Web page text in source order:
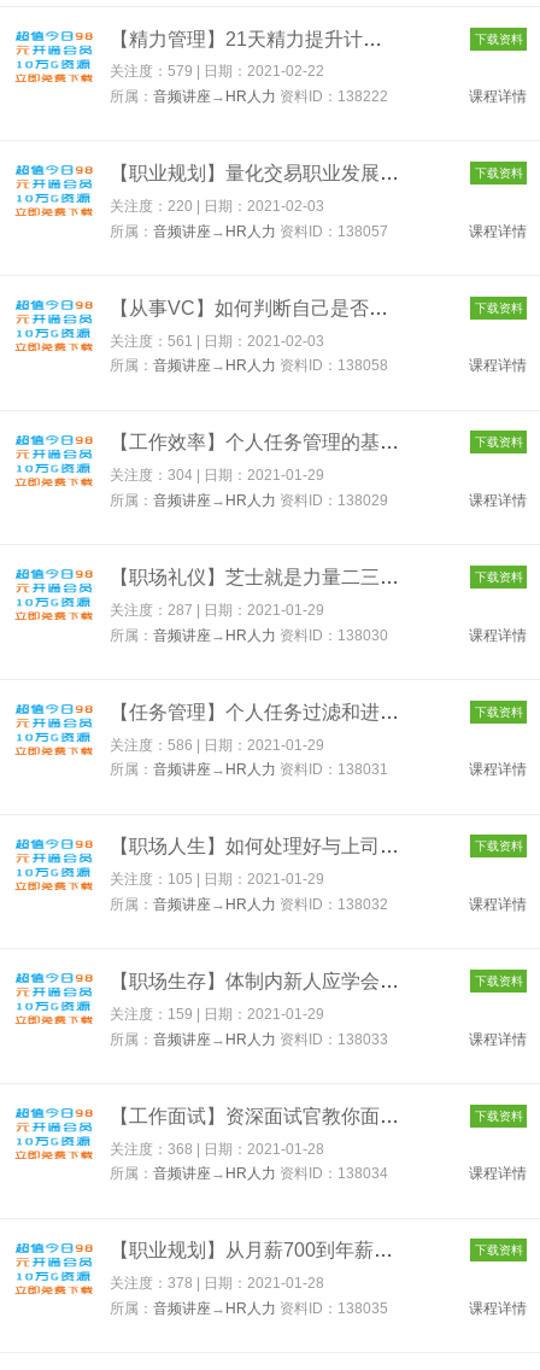
【精力管理】21天精力提升计划 138222 下载资料
关注度：579 | 日期：2021-02-22
所属：音频讲座→ HR人力 资料ID：138222 课程详情
【职业规划】量化交易职业发展 138057 下载资料
关注度：220 | 日期：2021-02-03
所属：音频讲座→ HR人力 资料ID：138057 课程详情
【从事VC】如何判断自己是否适合从业VC 138058 下载资料
关注度：561 | 日期： 2021-02-03
所属：音频讲座→ HR人力 资料ID：138058 课程详情
【工作效率】个人任务管理的基本概念与基础工具 138029 下载资料
关注度：304 | 日期：2021-01-29
所属：音频讲座→ HR人力 资料ID：138029 课程详情
【职场礼仪】芝士就是力量二三事 138030 下载资料
关注度：287 | 日期：2021-01-29
所属：音频讲座→ HR人力 资料ID：138030 课程详情
【任务管理】个人任务过滤和进阶工具 138031 下载资料
关注度：586 | 日期： 2021-01-29
所属：音频讲座→ HR人力 资料ID：138031 课程详情
【职场人生】如何处理好与上司的关系 138032 下载资料
关注度：105 | 日期：2021-01-29
所属：音频讲座→ HR人力 资料ID：138032 课程详情
【职场生存】体制内新人应学会的生存本领 138033 下载资料
关注度：159 | 日期：2021-01-29
所属：音频讲座→ HR人力 资料ID：138033 课程详情
【工作面试】资深面试官教你面试技巧 138034 下载资料
关注度：368 | 日期： 2021-01-28
所属：音频讲座→ HR人力 资料ID：138034 课程详情
【职业规划】从月薪700到年薪百万的经验之谈 138035 下载资料
关注度：378 | 日期：2021-01-28
所属：音频讲座→ HR人力 资料ID：138035 课程详情